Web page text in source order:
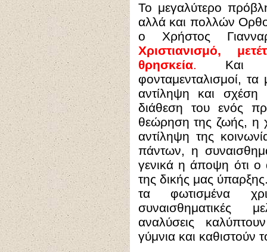
Το μεγαλύτερο
αλλά και πολλών
ο Χρήστος
Χριστιανισμό,
θρησκεία. Και
φονταμενταλισμοί, τα
αντίληψη και
διάθεση του ενός
θεώρηση της ζωής, η
αντίληψη της
πάντων, η
γενικά η άποψη ότι ο
της δικής μας
τα φωτισμένα
συναισθηματικές
αναλύσεις
γύμνια και καθιστούν